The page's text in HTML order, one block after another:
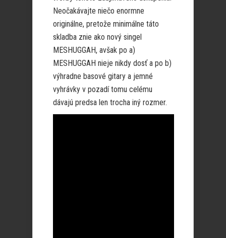
Neočakávajte niečo enormne
originálne, pretože minimálne táto
skladba znie ako nový singel
MESHUGGAH, avšak po a)
MESHUGGAH nieje nikdy dosť a po b)
výhradne basové gitary a jemné
vyhrávky v pozadí tomu celému
dávajú predsa len trocha iný rozmer.